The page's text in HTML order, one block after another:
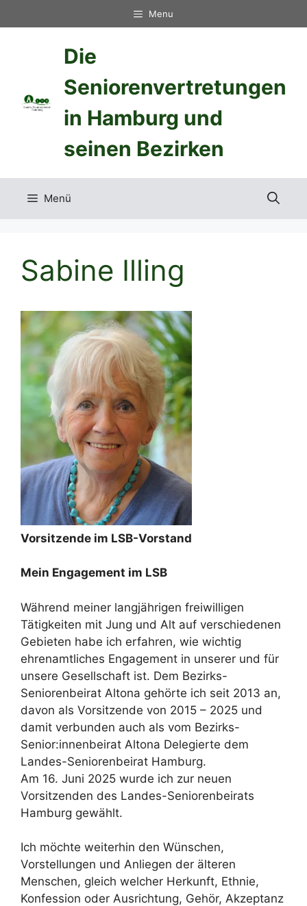
Inhalt
Menu
Die
Seniorenvertretungen
in Hamburg und
seinen Bezirken
Menü
Sabine Illing
Vorsitzende im LSB-Vorstand
Mein Engagement im LSB
Während meiner langjährigen freiwilligen
Tätigkeiten mit Jung und Alt auf verschiedenen
Gebieten habe ich erfahren, wie wichtig
ehrenamtliches Engagement in unserer und für
unsere Gesellschaft ist. Dem Bezirks-
Seniorenbeirat Altona gehörte ich seit 2013 an,
davon als Vorsitzende von 2015 – 2025 und
damit verbunden auch als vom Bezirks-
Senior:innenbeirat Altona Delegierte dem
Landes-Seniorenbeirat Hamburg.
Am 16. Juni 2025 wurde ich zur neuen
Vorsitzenden des Landes-Seniorenbeirats
Hamburg gewählt.
Ich möchte weiterhin den Wünschen,
Vorstellungen und Anliegen der älteren
Menschen, gleich welcher Herkunft, Ethnie,
Konfession oder Ausrichtung, Gehör, Akzeptanz